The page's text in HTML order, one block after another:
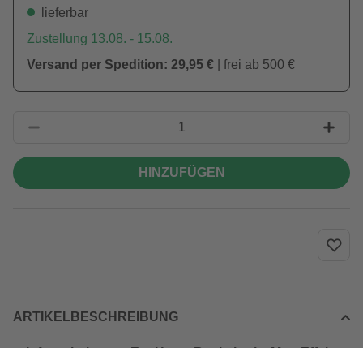
lieferbar
Zustellung 13.08. - 15.08.
Versand per Spedition: 29,95 € | frei ab 500 €
HINZUFÜGEN
ARTIKELBESCHREIBUNG